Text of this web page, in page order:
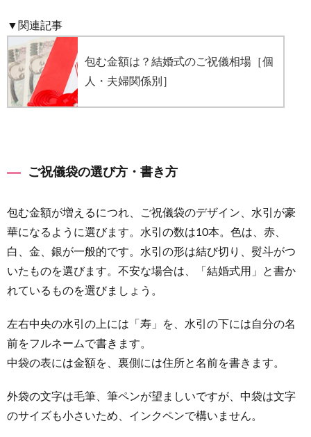
▼関連記事
包む金額は？結婚式のご祝儀相場［個
人・夫婦関係別］
ご祝儀袋の選び方・書き方
包む金額が増えるにつれ、ご祝儀袋のデザイン、水引が豪
華になるように選びます。水引の数は10本。色は、赤、
白、金、銀が一般的です。水引の形は結び切り、熨斗がつ
いたものを選びます。不安な場合は、「結婚式用」と書か
れているものを選びましょう。
左右中央の水引の上には「寿」を、水引の下には自分の名
前をフルネームで書きます。
中袋の表には金額を、裏側には住所と名前を書きます。
外袋の文字は毛筆、筆ペンが望ましいですが、中袋は文字
のサイズも小さいため、インクペンで構いません。